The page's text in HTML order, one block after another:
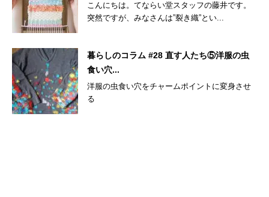
こんにちは。てならい堂スタッフの藤井です。
突然ですが、みなさんは”裂き織”とい...
暮らしのコラム #28 直す人たち⑤洋服の虫
食い穴...
洋服の虫食い穴をチャームポイントに変身させ
る